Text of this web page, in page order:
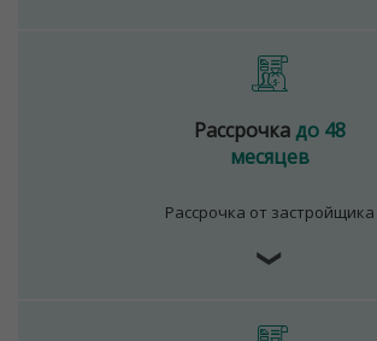
Рассрочкадо 48
месяцев
Рассрочка от застройщика
❯